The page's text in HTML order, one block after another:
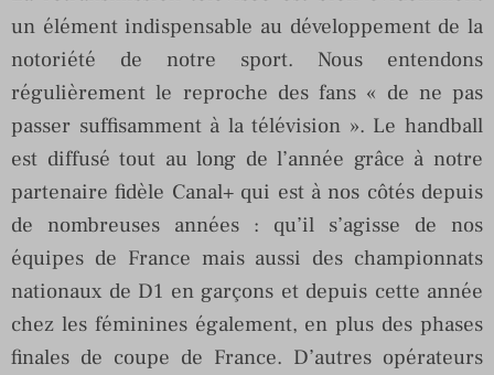
un élément indispensable au développement de la
notoriété de notre sport. Nous entendons
régulièrement le reproche des fans « de ne pas
passer suffisamment à la télévision ». Le handball
est diffusé tout au long de l’année grâce à notre
partenaire fidèle Canal+ qui est à nos côtés depuis
de nombreuses années : qu’il s’agisse de nos
équipes de France mais aussi des championnats
nationaux de D1 en garçons et depuis cette année
chez les féminines également, en plus des phases
finales de coupe de France. D’autres opérateurs